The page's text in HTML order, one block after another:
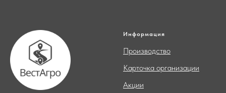
Информация
Производство
Карточка организации
Акции